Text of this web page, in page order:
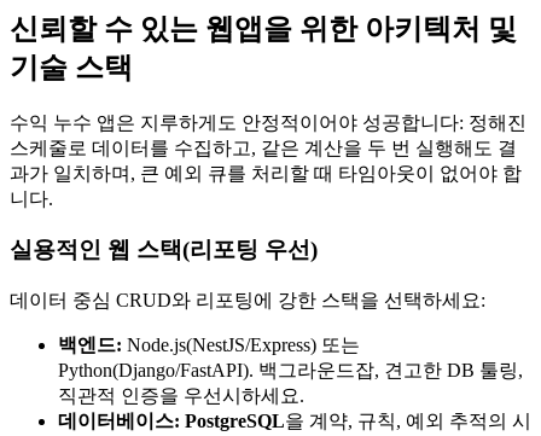
신뢰할 수 있는 웹앱을 위한 아키텍처 및
기술 스택
수익 누수 앱은 지루하게도 안정적이어야 성공합니다: 정해진
스케줄로 데이터를 수집하고, 같은 계산을 두 번 실행해도 결
과가 일치하며, 큰 예외 큐를 처리할 때 타임아웃이 없어야 합
니다.
실용적인 웹 스택(리포팅 우선)
데이터 중심 CRUD와 리포팅에 강한 스택을 선택하세요:
백엔드: Node.js(NestJS/Express) 또는
Python(Django/FastAPI). 백그라운드잡, 견고한 DB 툴링,
직관적 인증을 우선시하세요.
데이터베이스: PostgreSQL을 계약, 규칙, 예외 추적의 시